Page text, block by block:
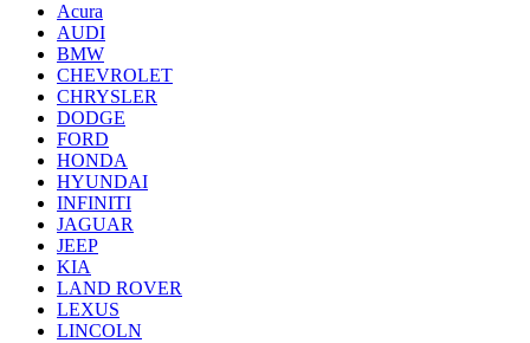
Acura
AUDI
BMW
CHEVROLET
CHRYSLER
DODGE
FORD
HONDA
HYUNDAI
INFINITI
JAGUAR
JEEP
KIA
LAND ROVER
LEXUS
LINCOLN